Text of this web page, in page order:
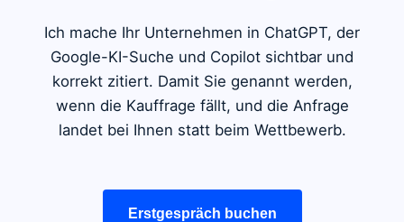
Ich mache Ihr Unternehmen in ChatGPT, der
Google-KI-Suche und Copilot sichtbar und
korrekt zitiert. Damit Sie genannt werden,
wenn die Kauffrage fällt, und die Anfrage
landet bei Ihnen statt beim Wettbewerb.
Erstgespräch buchen